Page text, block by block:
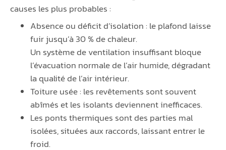
causes les plus probables :
Absence ou déficit d’isolation : le plafond laisse
fuir jusqu’à 30 % de chaleur.
Un système de ventilation insuffisant bloque
l’évacuation normale de l’air humide, dégradant
la qualité de l’air intérieur.
Toiture usée : les revêtements sont souvent
abîmés et les isolants deviennent inefficaces.
Les ponts thermiques sont des parties mal
isolées, situées aux raccords, laissant entrer le
froid.